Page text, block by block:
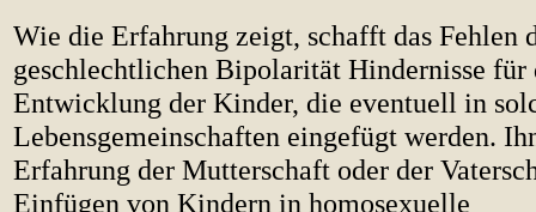
Wie die Erfahrung zeigt, schafft das Fehlen
geschlechtlichen Bipolarität Hindernisse für
Entwicklung der Kinder, die eventuell in
Lebensgemeinschaften eingefügt werden.
Erfahrung der Mutterschaft oder der
Einfügen von Kindern in homosexuelle